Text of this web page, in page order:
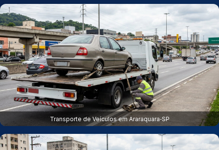
Transporte de Veículos em Araraquara‑SP